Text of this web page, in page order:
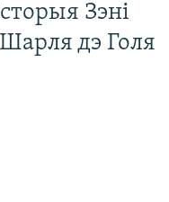
Зэні
дэ Голя